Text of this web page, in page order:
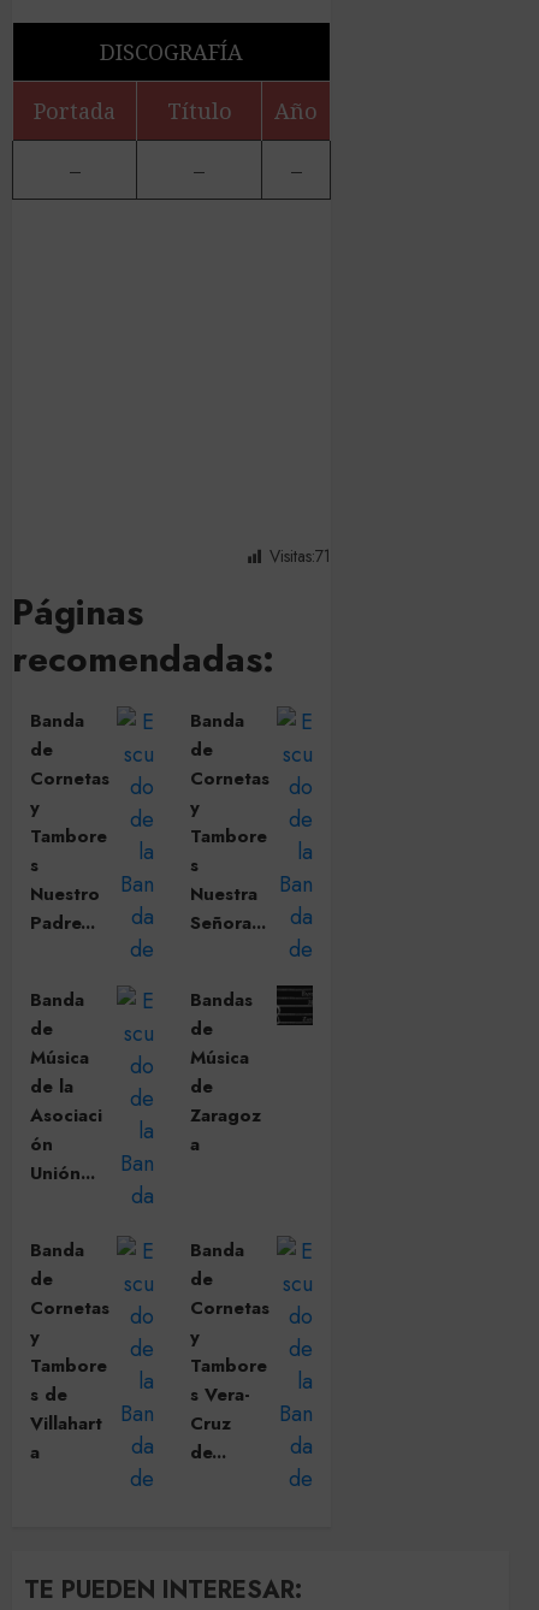
DISCOGRAFÍA
Portada Título Año
– – –
Visitas:71
Páginas
recomendadas:
Banda
de
Cornetas
y
Tambore
s
Nuestro
Padre...
Banda
de
Cornetas
y
Tambore
s
Nuestra
Señora...
Banda
de
Música
de la
Asociaci
ón
Unión...
Bandas
de
Música
de
Zaragoz
a
Banda
de
Cornetas
y
Tambore
s de
Villahart
a
Banda
de
Cornetas
y
Tambore
s Vera-
Cruz
de...
TE PUEDEN INTERESAR: